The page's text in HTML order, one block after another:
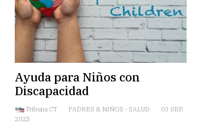
Ayuda para Niños con
Discapacidad
Tribuna CT PADRES & NIÑOS - SALUD
03 SEP,
2025